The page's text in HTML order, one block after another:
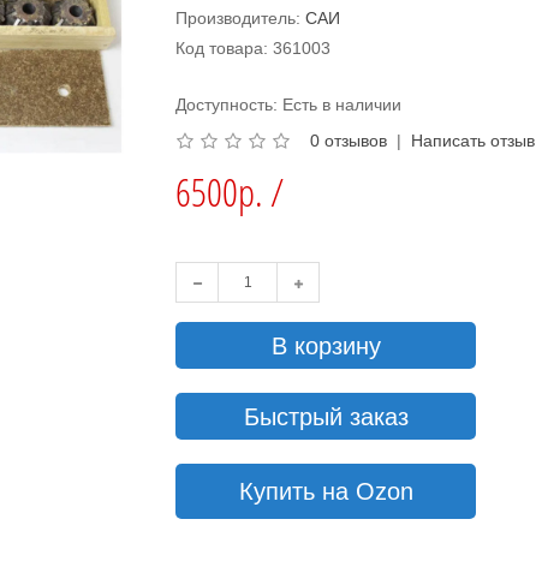
Производитель:САИ
Код товара: 361003
Доступность: Есть в наличии
0 отзывов | Написать отзыв
6500р. /
В корзину
Быстрый заказ
Купить на Ozon